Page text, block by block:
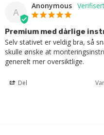
A
Anonymous
Premium med dårlige
Selv stativet er veldig bra, så
skulle ønske at
generelt mer oversiktlige.
Del